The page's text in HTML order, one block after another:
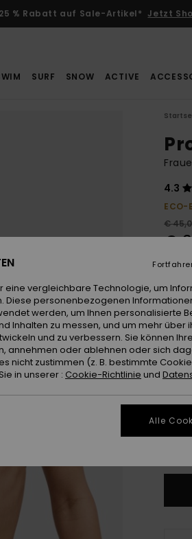
% Rabatt auf Sale-Artikel* Jetzt
SURF SNOW ACTIVE
4.3
ECO-
€
€
SALE
Farbe
XS
vergleichbare Technologie, um
personenbezogenen
werden, um Ihnen personalisierte
Inhalten zu messen, und um mehr über
und zu verbessern. Sie können
annehmen oder ablehnen oder sich
nicht zustimmen (z. B. bestimmte
in unserer : Cookie-Richtlinie und
Alle